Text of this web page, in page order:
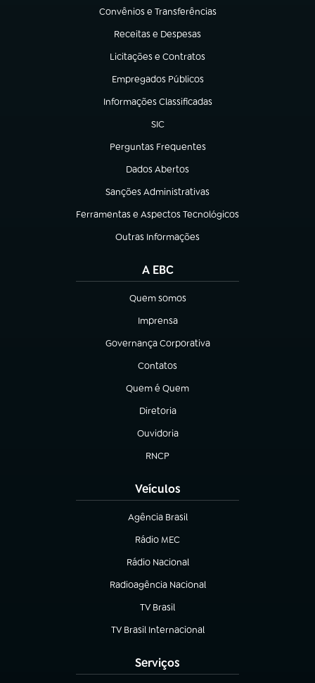
Convênios e Transferências
(abre em nova aba)
Receitas e Despesas
(abre em nova aba)
Licitações e Contratos
(abre em nova aba)
Empregados Públicos
(abre em nova aba)
Informações Classificadas
(abre em nova aba)
SIC
(abre em nova aba)
Perguntas Frequentes
(abre em nova aba)
Dados Abertos
(abre em nova aba)
Sanções Administrativas
(abre em nova aba)
Ferramentas e Aspectos Tecnológicos
(abre em nova aba)
Outras Informações
(abre em nova aba)
A EBC
Quem somos
(abre em nova aba)
Imprensa
(abre em nova aba)
Governança Corporativa
(abre em nova aba)
Contatos
(abre em nova aba)
Quem é Quem
(abre em nova aba)
Diretoria
(abre em nova aba)
Ouvidoria
(abre em nova aba)
RNCP
(abre em nova aba)
Veículos
Agência Brasil
(abre em nova aba)
Rádio MEC
(abre em nova aba)
Rádio Nacional
Radioagência Nacional
(abre em nova aba)
TV Brasil
(abre em nova aba)
TV Brasil Internacional
(abre em nova aba)
Serviços